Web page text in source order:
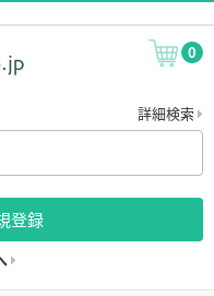
0
詳細検索
登録